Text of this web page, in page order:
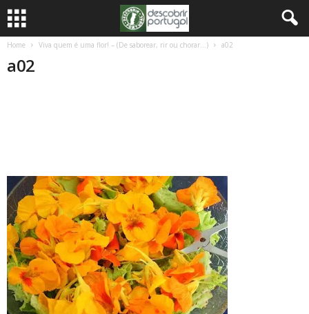
Home Viva quem é uma flor! – (De saborear, rir ou chorar…) a02
a02